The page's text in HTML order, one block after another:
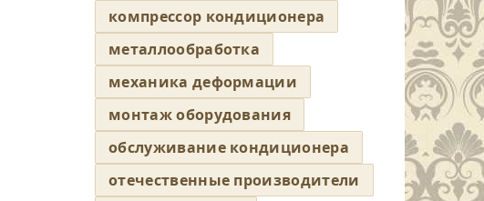
компрессор кондиционера
металлообработка
механика деформации
монтаж оборудования
обслуживание кондиционера
отечественные производители